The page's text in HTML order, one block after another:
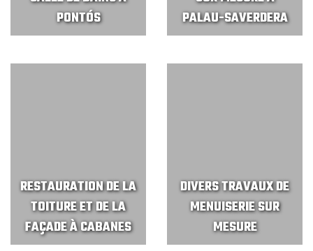
PONTÓS
PALAU-SAVERDERA
RESTAURATION DE LA
TOITURE ET DE LA
FAÇADE À CABANES
DIVERS TRAVAUX DE
MENUISERIE SUR
MESURE